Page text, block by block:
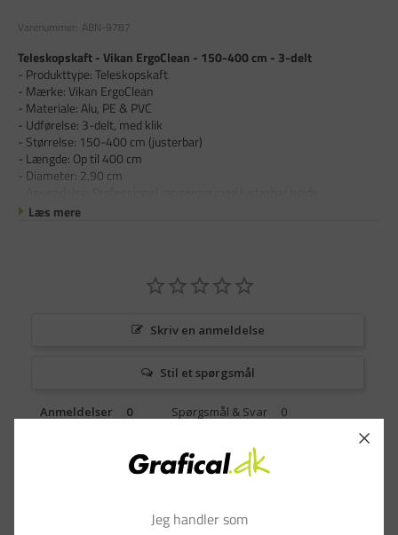
Varenummer: ABN-9787
Teleskopskaft - Vikan ErgoClean - 150-400 cm - 3-delt
- Produkttype: Teleskopskaft
- Mærke: Vikan ErgoClean
- Materiale: Alu, PE & PVC
- Udførelse: 3-delt, med klik
- Størrelse: 150-400 cm (justerbar)
- Længde: Op til 400 cm
- Diameter: 2,90 cm
Læs mere
Skriv en anmeldelse
Stil et spørgsmål
Anmeldelser Spørgsmål & Svar
Jeg handler som